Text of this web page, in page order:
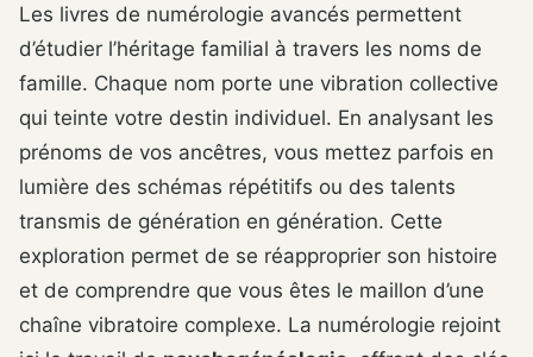
Les livres de numérologie avancés permettent
d’étudier l’héritage familial à travers les noms de
famille. Chaque nom porte une vibration collective
qui teinte votre destin individuel. En analysant les
prénoms de vos ancêtres, vous mettez parfois en
lumière des schémas répétitifs ou des talents
transmis de génération en génération. Cette
exploration permet de se réapproprier son histoire
et de comprendre que vous êtes le maillon d’une
chaîne vibratoire complexe. La numérologie rejoint